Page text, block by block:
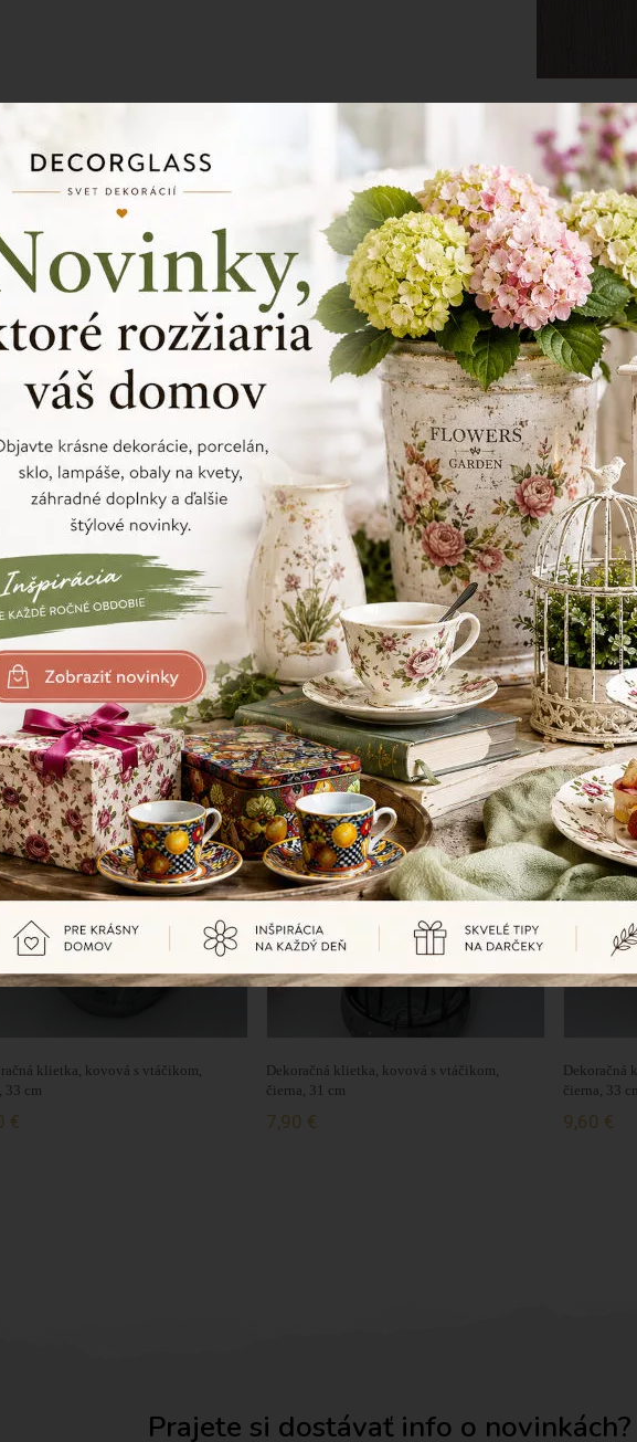
klietka, kovová s vtáčikom,
33 cm
€
Dekoračná klietka, kovová s vtáčikom,
čierna, 31 cm
7,90 €
Dekoračná
čierna, 33
9,60 €
Prajete si dostávať info o novinkách?